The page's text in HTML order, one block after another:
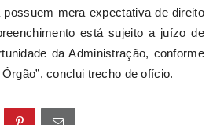
mera expectativa de direito
está sujeito a juízo de
da Administração, conforme
conclui trecho de ofício.